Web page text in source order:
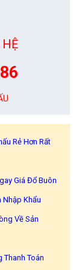
Rẻ Hơn Rất
Giá Đổ Buôn
Nhập Khẩu
Về Sản
Thanh Toán